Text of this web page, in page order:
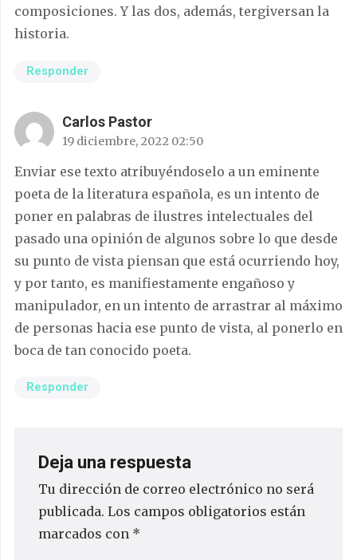
composiciones. Y las dos, además, tergiversan la
historia.
Responder
Carlos Pastor
19 diciembre, 2022 02:50
Enviar ese texto atribuyéndoselo a un eminente
poeta de la literatura española, es un intento de
poner en palabras de ilustres intelectuales del
pasado una opinión de algunos sobre lo que desde
su punto de vista piensan que está ocurriendo hoy,
y por tanto, es manifiestamente engañoso y
manipulador, en un intento de arrastrar al máximo
de personas hacia ese punto de vista, al ponerlo en
boca de tan conocido poeta.
Responder
Deja una respuesta
Tu dirección de correo electrónico no será
publicada. Los campos obligatorios están
marcados con *